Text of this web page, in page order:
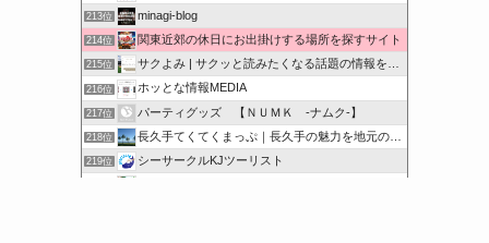
213位 minagi-blog
214位 関東近郊の休日にお出掛けする場所を探すサイト
215位 サクよみ | サクッと読みたくなる話題の情報を随時発信！
216位 ホッとな情報MEDIA
217位 パーティグッズ 【ＮＵＭＫ -ナムク-】
218位 長久手てくてくまっぷ｜長久手の魅力を地元の人と訪れる人に
219位 シーサークルKJツーリスト